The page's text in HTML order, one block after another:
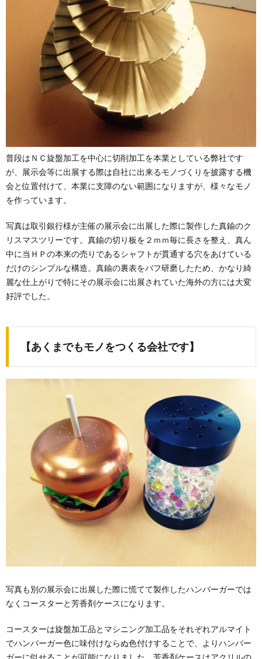
普段はＮＣ旋盤加工を中心に切削加工を本業としている弊社です
が、展示会等に出展する際は自社に出来るモノづくりを披露する機
会と位置付けて、本業に支障のない範囲になりますが、様々なモノ
を作っています。
写真は取引銀行様が主催の展示会に出展した際に製作した真鍮のク
リスマスツリーです。真鍮の切り板を２ｍｍ毎に長さを整え、真ん
中に当ＨＰの本来の売りであるシャフトが貫通する穴をあけている
だけのシンプルな構造。真鍮の裏表をバフ研磨したため、かなり綺
麗な仕上がりで特にその展示会に出展されていた海外の方には大変
好評でした。
【あくまでもモノをつくる会社です】
写真も別の展示会に出展した際に慌てて製作したハンバーガーでは
なくコースターと芳香剤ケースになります。
コースターは旋盤加工品とマシニング加工品をそれぞれアルマイト
でハンバーガー色に味付けならぬ色付けすることで、よりハンバー